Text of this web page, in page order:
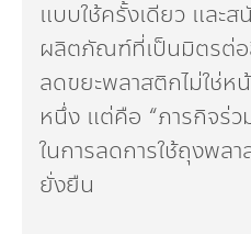
แบบใช้ครั้งเดียว และ
ผลิตภัณฑ์ที่เป็นมิตรต่อ
ลดขยะพลาสติกไม่ใช่ห
หนึ่ง แต่คือ “ภารกิจร่
ในการลดการใช้ถุงพล
ยั่งยืน